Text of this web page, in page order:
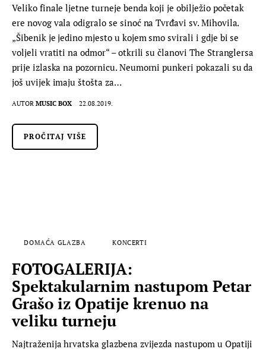
Veliko finale ljetne turneje benda koji je obilježio početak
ere novog vala odigralo se sinoć na Tvrđavi sv. Mihovila.
„Šibenik je jedino mjesto u kojem smo svirali i gdje bi se
voljeli vratiti na odmor“ – otkrili su članovi The Stranglersa
prije izlaska na pozornicu. Neumorni punkeri pokazali su da
još uvijek imaju štošta za…
AUTOR MUSIC BOX 22.08.2019.
PROČITAJ VIŠE
DOMAĆA GLAZBA KONCERTI
FOTOGALERIJA:
Spektakularnim nastupom Petar
Grašo iz Opatije krenuo na
veliku turneju
Najtraženija hrvatska glazbena zvijezda nastupom u Opatiji